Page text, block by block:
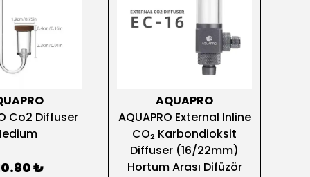
Co2 Diffuser
₺
AQUAPRO
AQUAPRO External Inline
CO₂ Karbondioksit
Diffuser (16/22mm)
Hortum Arası Difüzör